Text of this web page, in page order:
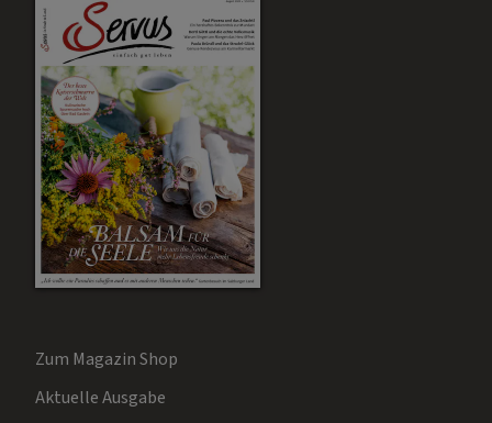
Zum Magazin Shop
Aktuelle Ausgabe